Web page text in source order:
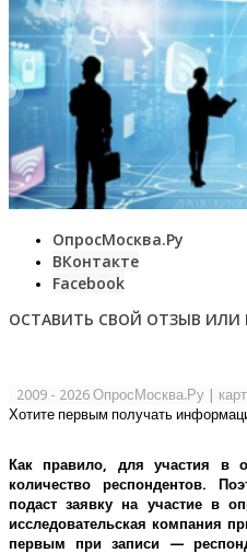
ОпросМосква.Ру
ВКонтакте
Facebook
ОСТАВИТЬ СВОЙ ОТЗЫВ
2009 - 2026 ОпросМосква.Ру
Хотите первым получать
Как правило, для участия в
количество респондентов.
подаст заявку на участие в
исследовательская компания
первым при записи —